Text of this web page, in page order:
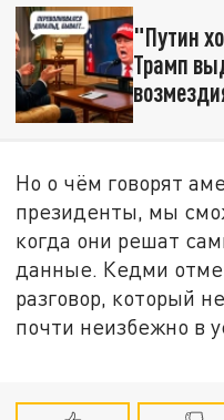
"Путин
Трамп
Но о чём говорят
президенты, мы
когда они решат
данные. Кедми
разговор, который
почти неизбежно в